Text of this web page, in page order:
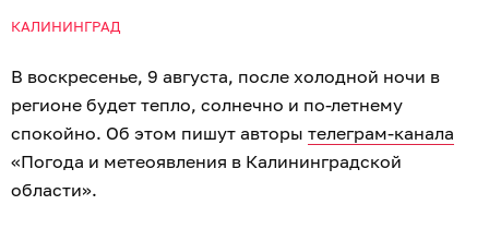
КАЛИНИНГРАД
В воскресенье, 9 августа, после холодной ночи в
регионе будет тепло, солнечно и по-летнему
спокойно. Об этом пишут авторы телеграм-канала
«Погода и метеоявления в Калининградской
области».